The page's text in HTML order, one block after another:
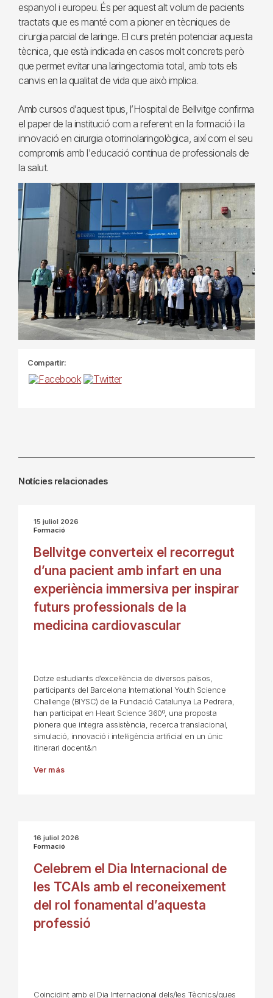
espanyol i europeu. És per aquest alt volum de pacients
tractats que es manté com a pioner en tècniques de
cirurgia parcial de laringe. El curs pretén potenciar aquesta
tècnica, que està indicada en casos molt concrets però
que permet evitar una laringectomia total, amb tots els
canvis en la qualitat de vida que això implica.
Amb cursos d’aquest tipus, l’Hospital de Bellvitge confirma
el paper de la institució com a referent en la formació i la
innovació en cirurgia otorrinolaringològica, així com el seu
compromís amb l'educació contínua de professionals de
la salut.
Compartir:
Notícies relacionades
15 juliol 2026
Formació
Bellvitge converteix el recorregut
d’una pacient amb infart en una
experiència immersiva per inspirar
futurs professionals de la
medicina cardiovascular
Dotze estudiants d’excel·lència de diversos països,
participants del Barcelona International Youth Science
Challenge (BIYSC) de la Fundació Catalunya La Pedrera,
han participat en Heart Science 360º, una proposta
pionera que integra assistència, recerca translacional,
simulació, innovació i intel·ligència artificial en un únic
itinerari docent&n
Ver más
16 juliol 2026
Formació
Celebrem el Dia Internacional de
les TCAIs amb el reconeixement
del rol fonamental d’aquesta
professió
Coincidint amb el Dia Internacional dels/les Tècnics/ques